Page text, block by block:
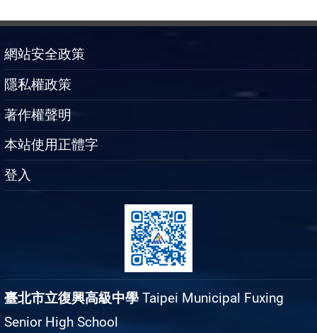
網站安全政策
隱私權政策
著作權聲明
本站使用正體字
登入
臺北市立復興高級中學 Taipei Municipal Fuxing
Senior High School